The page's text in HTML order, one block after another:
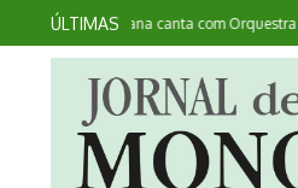
Ir para o conteúdo
ÚLTIMAS
australiana canta com Orquestra de